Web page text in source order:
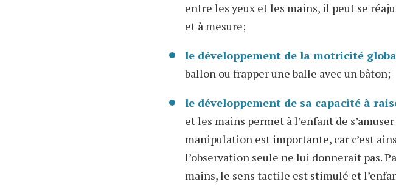
entre les yeux et les mains, il peut se
et à mesure;
le développement de la motricité
ballon ou frapper une balle avec un bâton;
le développement de sa capacité à
et les mains permet à l’enfant de
manipulation est importante, car c’est
l’observation seule ne lui donnerait pas.
mains, le sens tactile est stimulé et